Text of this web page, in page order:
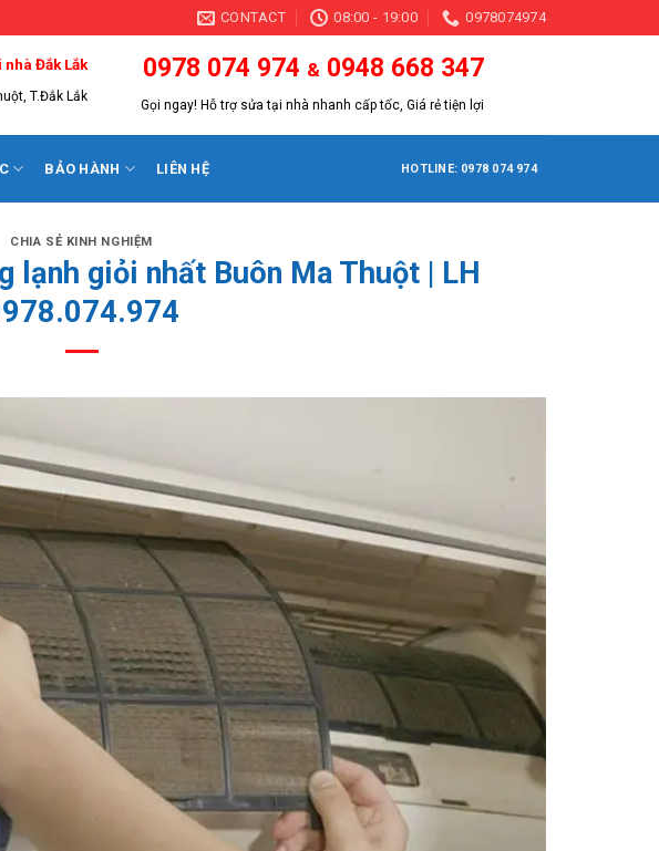
CONTACT 08:00 - 19:00 0978074974
Đắk Lắk
T.Đắk Lắk
0978 074 974 & 0948 668 347
Gọi ngay! Hỗ trợ sửa tại nhà nhanh cấp tốc, Giá rẻ tiện lợi
BẢO HÀNH LIÊN HỆ HOTLINE: 0978 074 974
CHIA SẺ KINH NGHIỆM
lạnh giỏi nhất Buôn Ma Thuột | LH